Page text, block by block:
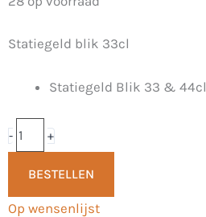
Statiegeld blik 33cl
Statiegeld Blik 33 & 44cl
-
Spicy
33cl
Queer
Beer
aantal
+
BESTELLEN
Op wensenlijst